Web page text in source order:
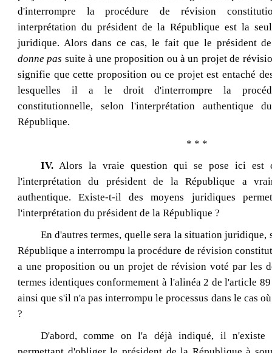
d'interrompre la procédure de révision
interprétation du président de la République est la
juridique. Alors dans ce cas, le fait que le président
donne pas suite à une proposition ou à un projet de
signifie que cette proposition ou ce projet est entaché
lesquelles il a le droit d'interrompre la
constitutionnelle, selon l'interprétation authentique
République.
* * *
IV.Alors la vraie question qui se pose ici est
l'interprétation du président de la République a
authentique. Existe‑t‑il des moyens juridiques
l'interprétation du président de la République ?
En d'autres termes, quelle sera la situation juridique,
République a interrompu la procédure de révision
a une proposition ou un projet de révision voté par les
termes identiques conformement à l'alinéa 2 de l'article
ainsi que s'il n'a pas interrompu le processus dans le cas
?
D'abord, comme on l'a déjà indiqué, il n'existe